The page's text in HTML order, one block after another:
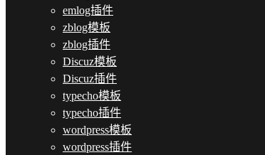
emlog插件
zblog模板
zblog插件
Discuz模板
Discuz插件
typecho模板
typecho插件
wordpress模板
wordpress插件